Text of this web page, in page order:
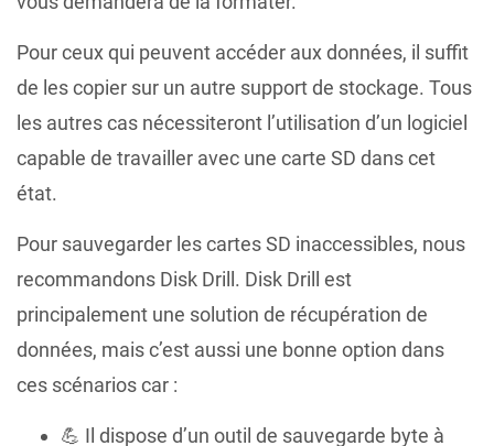
Pour ceux qui peuvent accéder aux données, il suffit
de les copier sur un autre support de stockage. Tous
les autres cas nécessiteront l’utilisation d’un logiciel
capable de travailler avec une carte SD dans cet
état.
Pour sauvegarder les cartes SD inaccessibles, nous
recommandons Disk Drill. Disk Drill est
principalement une solution de récupération de
données, mais c’est aussi une bonne option dans
ces scénarios car :
💪 Il dispose d’un outil de sauvegarde byte à